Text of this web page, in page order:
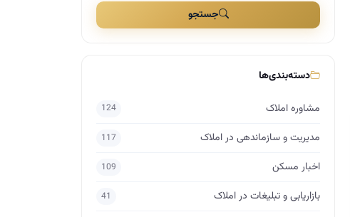
جستجو
دسته‌بندی‌ها
مشاوره املاک 124
مدیریت و سازماندهی در املاک 117
اخبار مسکن 109
بازاریابی و تبلیغات در املاک 41